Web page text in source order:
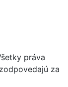
práva
za